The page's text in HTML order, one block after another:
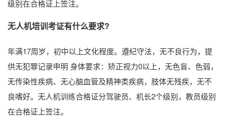
级别在合格证上签注。
无人机培训考证有什么要求?
年满17周岁，初中以上文化程度。遵纪守法，无不良行为，提
供无犯罪记录申明 身体要求：矫正视力0以上，无色盲、色弱，
无传染性疾病、无心脑血管及精神类疾病，肢体无残疾，无不
良嗜好。无人机训练合格证分驾驶员、机长2个级别，教员级别
在合格证上签注。